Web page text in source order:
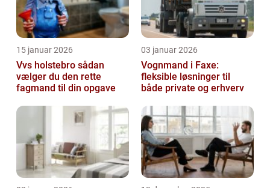
15 januar 2026
Vvs holstebro sådan
vælger du den rette
fagmand til din opgave
03 januar 2026
Vognmand i Faxe:
fleksible løsninger til
både private og erhverv